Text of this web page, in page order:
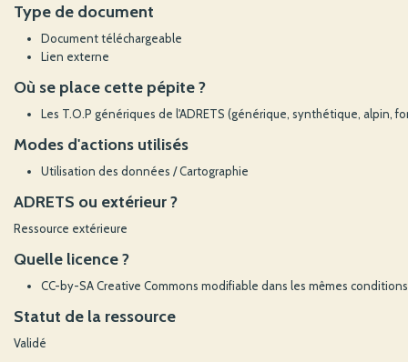
Type de document
Document téléchargeable
Lien externe
Où se place cette pépite ?
Les T.O.P génériques de l'ADRETS (générique, synthétique, alpin,
Modes d'actions utilisés
Utilisation des données / Cartographie
ADRETS ou extérieur ?
Ressource extérieure
Quelle licence ?
CC-by-SA Creative Commons modifiable dans les mêmes
Statut de la ressource
Validé